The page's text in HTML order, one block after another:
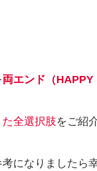
両エンド（
全選択肢をご紹
になりましたら